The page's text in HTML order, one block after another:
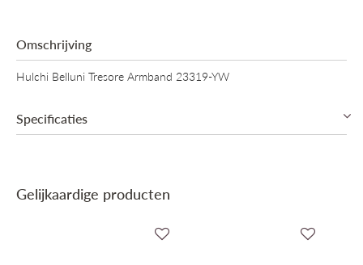
Omschrijving
Hulchi Belluni Tresore Armband 23319-YW
Specificaties
Edelmetaal kleur
Gelijkaardige producten